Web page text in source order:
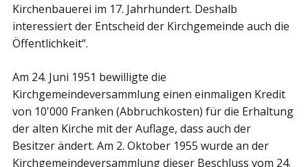
Kirchenbauerei im 17. Jahrhundert. Deshalb
interessiert der Entscheid der Kirchgemeinde auch die
Öffentlichkeit“.
Am 24. Juni 1951 bewilligte die
Kirchgemeindeversammlung einen einmaligen Kredit
von 10'000 Franken (Abbruchkosten) für die Erhaltung
der alten Kirche mit der Auflage, dass auch der
Besitzer ändert. Am 2. Oktober 1955 wurde an der
Kirchgemeindeversammlung dieser Beschluss vom 24.